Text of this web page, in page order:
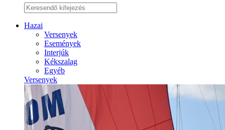
Hazai
Versenyek
Események
Interjúk
Kékszalag
Egyéb
Versenyek